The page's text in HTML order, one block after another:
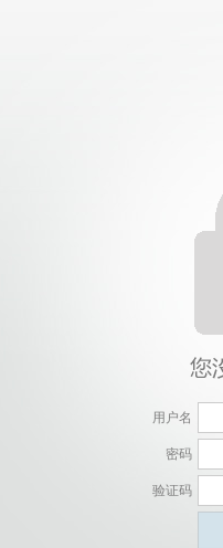
用户名
密码
验证码